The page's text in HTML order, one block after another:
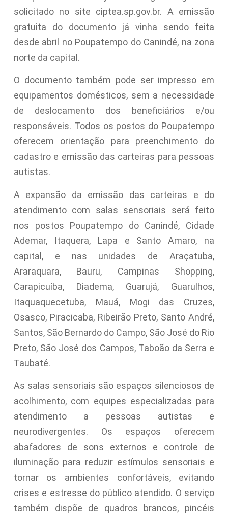
solicitado no site ciptea.sp.gov.br. A emissão
gratuita do documento já vinha sendo feita
desde abril no Poupatempo do Canindé, na zona
norte da capital.
O documento também pode ser impresso em
equipamentos domésticos, sem a necessidade
de deslocamento dos beneficiários e/ou
responsáveis. Todos os postos do Poupatempo
oferecem orientação para preenchimento do
cadastro e emissão das carteiras para pessoas
autistas.
A expansão da emissão das carteiras e do
atendimento com salas sensoriais será feito
nos postos Poupatempo do Canindé, Cidade
Ademar, Itaquera, Lapa e Santo Amaro, na
capital, e nas unidades de Araçatuba,
Araraquara, Bauru, Campinas Shopping,
Carapicuíba, Diadema, Guarujá, Guarulhos,
Itaquaquecetuba, Mauá, Mogi das Cruzes,
Osasco, Piracicaba, Ribeirão Preto, Santo André,
Santos, São Bernardo do Campo, São José do Rio
Preto, São José dos Campos, Taboão da Serra e
Taubaté.
As salas sensoriais são espaços silenciosos de
acolhimento, com equipes especializadas para
atendimento a pessoas autistas e
neurodivergentes. Os espaços oferecem
abafadores de sons externos e controle de
iluminação para reduzir estímulos sensoriais e
tornar os ambientes confortáveis, evitando
crises e estresse do público atendido. O serviço
também dispõe de quadros brancos, pincéis